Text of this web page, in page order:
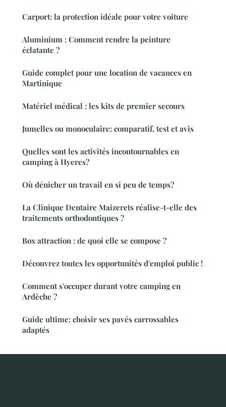
Carport: la protection idéale pour votre voiture
Aluminium : Comment rendre la peinture
éclatante ?
Guide complet pour une location de vacances en
Martinique
Matériel médical : les kits de premier secours
Jumelles ou monoculaire: comparatif, test et avis
Quelles sont les activités incontournables en
camping à Hyeres?
Où dénicher un travail en si peu de temps?
La Clinique Dentaire Maizerets réalise-t-elle des
traitements orthodontiques ?
Box attraction : de quoi elle se compose ?
Découvrez toutes les opportunités d'emploi public !
Comment s'occuper durant votre camping en
Ardèche ?
Guide ultime: choisir ses pavés carrossables
adaptés